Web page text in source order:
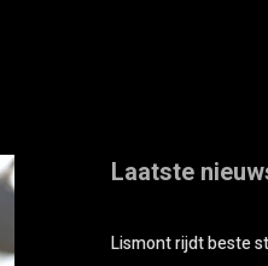
Laatste
Lismont rijdt beste